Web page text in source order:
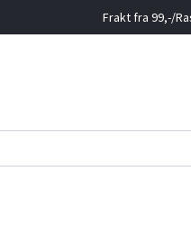
Frakt fra 99,-/